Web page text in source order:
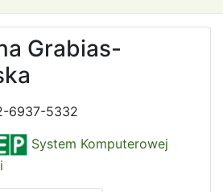
Grabias-
6937-5332
System Komputerowej